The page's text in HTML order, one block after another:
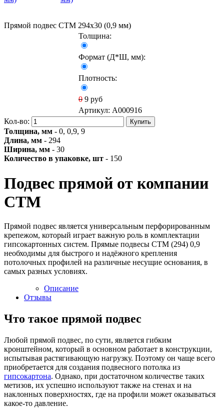
Прямой подвес СТМ 294х30 (0,9 мм)
Толщина:
Формат (Д*Ш, мм):
Плотность:
0 9 руб
Артикул: A000916
Кол-во:
Купить
Толщина, мм - 0, 0,9, 9
Длина, мм - 294
Ширина, мм - 30
Количество в упаковке, шт - 150
Подвес прямой от компании
СТМ
Прямой подвес является универсальным перфорированным
крепежом, который играет важную роль в комплектации
гипсокартонных систем. Прямые подвесы СТМ (294) 0,9
необходимы для быстрого и надёжного крепления
потолочных профилей на различные несущие основания, в
самых разных условиях.
Описание
Отзывы
Что такое прямой подвес
Любой прямой подвес, по сути, является гибким
кронштейном, который в основном работает в конструкции,
испытывая растягивающую нагрузку. Поэтому он чаще всего
приобретается для создания подвесного потолка из
гипсокартона. Однако, при достаточном количестве таких
метизов, их успешно используют также на стенах и на
наклонных поверхностях, где на профили может оказываться
какое-то давление.